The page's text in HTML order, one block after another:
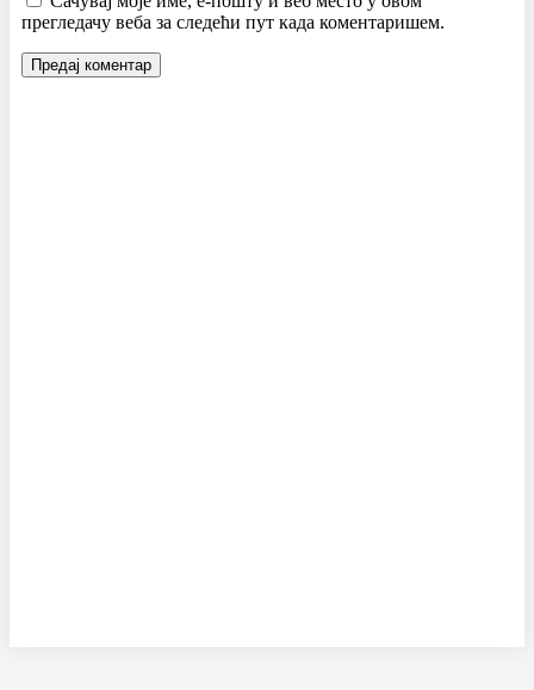
прегледачу веба за следећи пут када коментаришем.